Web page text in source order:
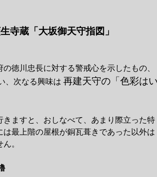
寺蔵「大坂御天守指図」
徳川忠長に対する警戒心を示したもの、
、次なる興味は 再建天守の「色彩は
ますと、おしなべて、あまり際立った特
最上階の屋根が銅瓦葺きであった以外は
。